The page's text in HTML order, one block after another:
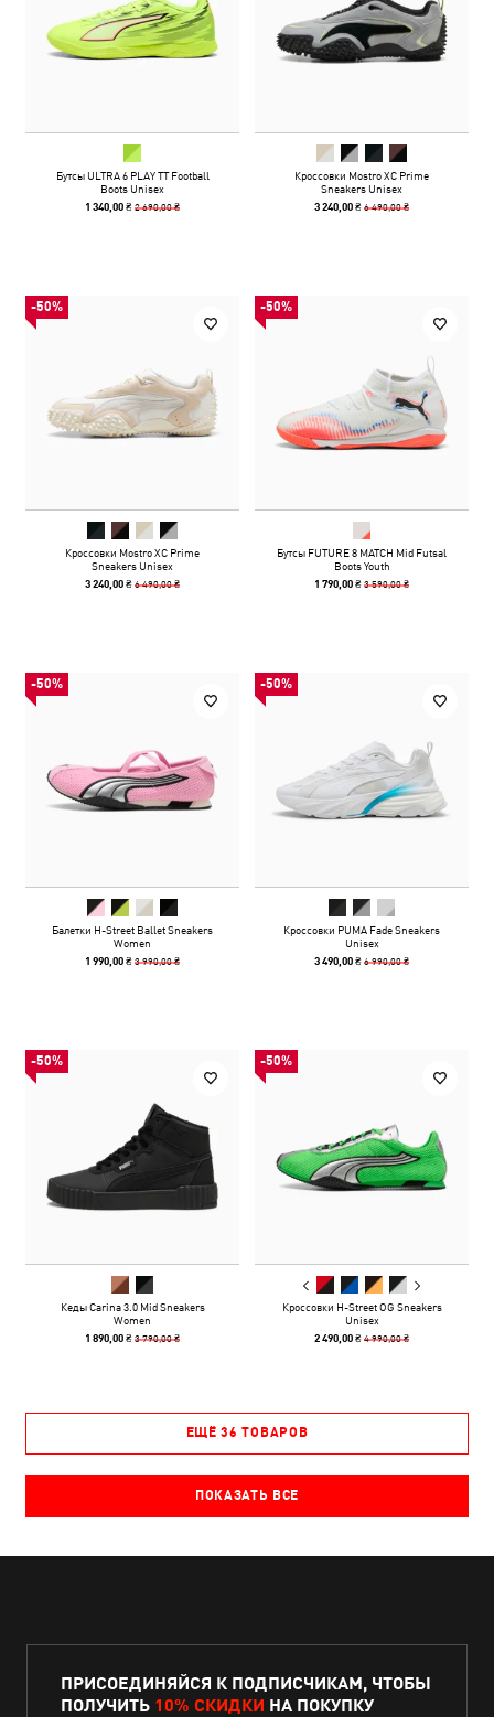
Бутсы ULTRA 6 PLAY TT Football
Boots Unisex
1 340,00 ₴2 690,00 ₴
Кроссовки Mostro XC Prime
Sneakers Unisex
3 240,00 ₴6 490,00 ₴
-50%
Кроссовки Mostro XC Prime
Sneakers Unisex
3 240,00 ₴6 490,00 ₴
-50%
Бутсы FUTURE 8 MATCH Mid Futsal
Boots Youth
1 790,00 ₴3 590,00 ₴
-50%
Балетки H-Street Ballet Sneakers
Women
1 990,00 ₴3 990,00 ₴
-50%
Кроссовки PUMA Fade Sneakers
Unisex
3 490,00 ₴6 990,00 ₴
-50%
Кеды Carina 3.0 Mid Sneakers
Women
1 890,00 ₴3 790,00 ₴
-50%
Кроссовки H-Street OG Sneakers
Unisex
2 490,00 ₴4 990,00 ₴
ЕЩЁ 36 ТОВАРОВ
ПОКАЗАТЬ ВСЕ
ПРИСОЕДИНЯЙСЯ К ПОДПИСЧИКАМ, ЧТОБЫ
ПОЛУЧИТЬ 10% СКИДКИ НА ПОКУПКУ